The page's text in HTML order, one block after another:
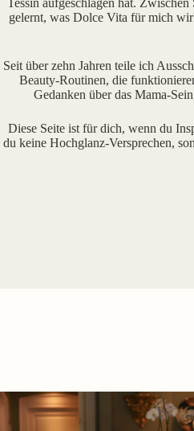
Tessin aufgeschlagen hat.
gelernt, was Dolce Vita für mich
Seit über zehn Jahren teile ich
Beauty-Routinen, die
Gedanken über das Mama-
Diese Seite ist für dich, wenn du
du keine Hochglanz-Versprechen,